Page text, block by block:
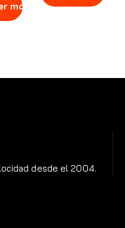
más
desde el 2004.